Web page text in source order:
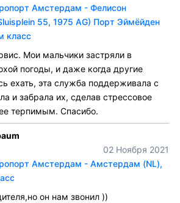
Амстердам - Фелисон
55, 1975 AG) Порт Эймёйден
класс
Мои мальчики застряли в
погоды, и даже когда другие
ехать, эта служба поддерживала с
и забрала их, сделав стрессовое
терпимым. Спасибо.
02 Ноября 2021
Амстердам - Амстердам (NL),
он нам звонил ))